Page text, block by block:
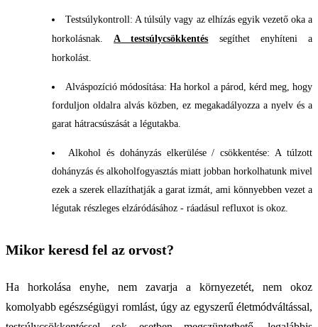
Testsúlykontroll: A túlsúly vagy az elhízás egyik vezető oka a
horkolásnak. A testsúlycsökkentés segíthet enyhíteni a
horkolást.
Alváspozíció módosítása: Ha horkol a párod, kérd meg, hogy
forduljon oldalra alvás közben, ez megakadályozza a nyelv és a
garat hátracsúszását a légutakba.
Alkohol és dohányzás elkerülése / csökkentése: A túlzott
dohányzás és alkoholfogyasztás miatt jobban horkolhatunk mivel
ezek a szerek ellazíthatják a garat izmát, ami könnyebben vezet a
légutak részleges elzáródásához - ráadásul refluxot is okoz.
Mikor keresd fel az orvost?
Ha horkolása enyhe, nem zavarja a környezetét, nem okoz
komolyabb egészségügyi romlást, úgy az egyszerű életmódváltással,